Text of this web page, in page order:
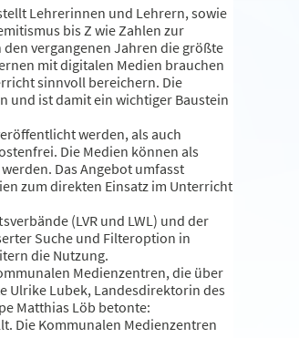
Lehrerinnen und Lehrern, sowie
bis Z wie Zahlen zur
vergangenen Jahren die größte
mit digitalen Medien brauchen
sinnvoll bereichern. Die
und ist damit ein wichtiger Baustein
werden, als auch
Die Medien können als
Das Angebot umfasst
zum direkten Einsatz im Unterricht
(LVR und LWL) und der
Suche und Filteroption in
die Nutzung.
Medienzentren, die über
Ulrike Lubek, Landesdirektorin des
Matthias Löb betonte:
Die Kommunalen Medienzentren